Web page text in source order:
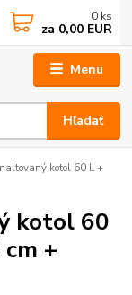
Menu
Hľadať
0 ks
za 0,00 EUR
kotol 60 L +
kotol 60
+